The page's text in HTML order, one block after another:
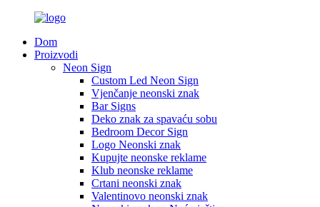
Dom
Proizvodi
Neon Sign
Custom Led Neon Sign
Vjenčanje neonski znak
Bar Signs
Deko znak za spavaću sobu
Bedroom Decor Sign
Logo Neonski znak
Kupujte neonske reklame
Klub neonske reklame
Crtani neonski znak
Valentinovo neonski znak